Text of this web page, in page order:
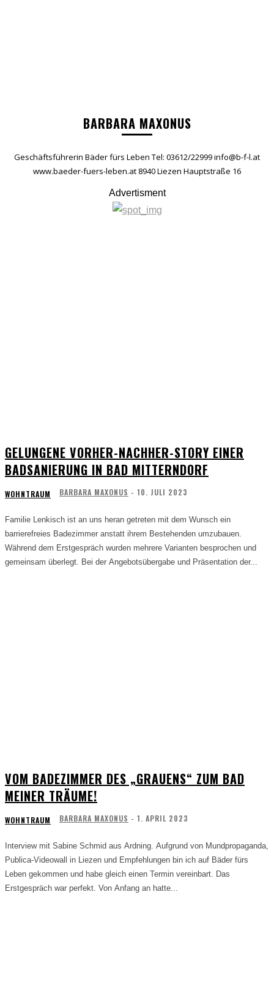
BARBARA MAXONUS
Geschäftsführerin Bäder fürs Leben Tel: 03612/22999 info@b-f-l.at
www.baeder-fuers-leben.at 8940 Liezen Hauptstraße 16
Advertisment
GELUNGENE VORHER-NACHHER-STORY EINER
BADSANIERUNG IN BAD MITTERNDORF
WOHNTRAUM BARBARA MAXONUS - 10. JULI 2023
Familie Lenkisch ist an uns heran getreten mit dem Wunsch ein
barrierefreies Badezimmer anstatt ihrem Bestehenden umzubauen.
Während dem Erstgespräch wurden mehrere Varianten besprochen und
gemeinsam überlegt. Bei der Angebotsübergabe und Präsentation der...
VOM BADEZIMMER DES „GRAUENS“ ZUM BAD
MEINER TRÄUME!
WOHNTRAUM BARBARA MAXONUS - 1. APRIL 2023
Interview mit Sabine Schmid aus Ardning. Aufgrund von Mundpropaganda,
Publica-Videowall in Liezen und Empfehlungen bin ich auf Bäder fürs
Leben gekommen und habe gleich einen Termin vereinbart. Das
Erstgespräch war perfekt. Von Anfang an hatte...